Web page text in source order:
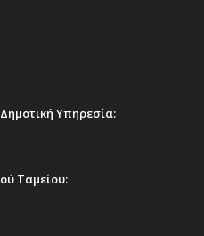
Υπηρεσία:
Ταμείου: